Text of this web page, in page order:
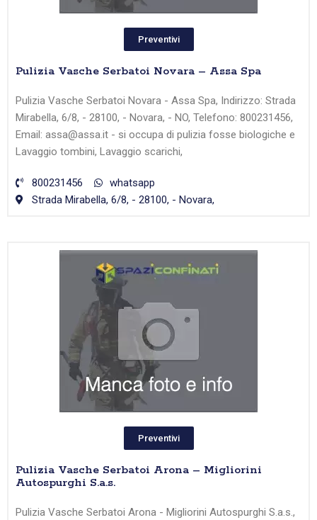
Preventivi
Pulizia Vasche Serbatoi Novara – Assa Spa
Pulizia Vasche Serbatoi Novara - Assa Spa, Indirizzo: Strada
Mirabella, 6/8, - 28100, - Novara, - NO, Telefono: 800231456,
Email: assa@assa.it - si occupa di pulizia fosse biologiche e
Lavaggio tombini, Lavaggio scarichi,
800231456
whatsapp
Strada Mirabella, 6/8, - 28100, - Novara,
Preventivi
Pulizia Vasche Serbatoi Arona – Migliorini
Autospurghi S.a.s.
Pulizia Vasche Serbatoi Arona - Migliorini Autospurghi S.a.s.,